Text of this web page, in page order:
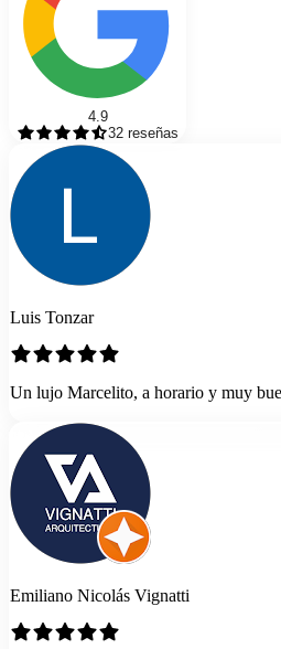
4.9
32 reseñas
Luis Tonzar
Un lujo Marcelito, a horario y muy
Emiliano Nicolás Vignatti